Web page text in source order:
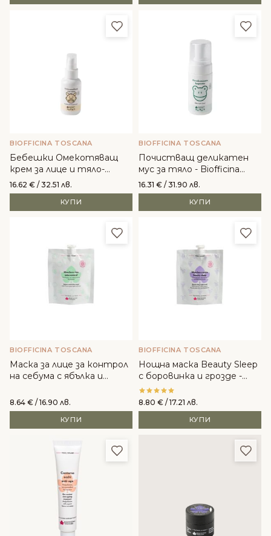
Добави в любими
BIOFFICINA TOSCANA
Бебешки Омекотяващ
крем за лице и тяло-
Biofficina Toscana
16.62 € / 32.51 лв.
КУПИ
BIOFFICINA TOSCANA
Почистващ деликатен
мус за тяло - Biofficina
Toscana
16.31 € / 31.90 лв.
КУПИ
Добави в любими
BIOFFICINA TOSCANA
Маска за лице за контрол
на себума с ябълка и
8.64 € / 16.90 лв.
КУПИ
BIOFFICINA TOSCANA
Нощна маска Beauty Sleep
с боровинка и грозде -
Biofficina Toscana
8.80 € / 17.21 лв.
КУПИ
Добави в любими